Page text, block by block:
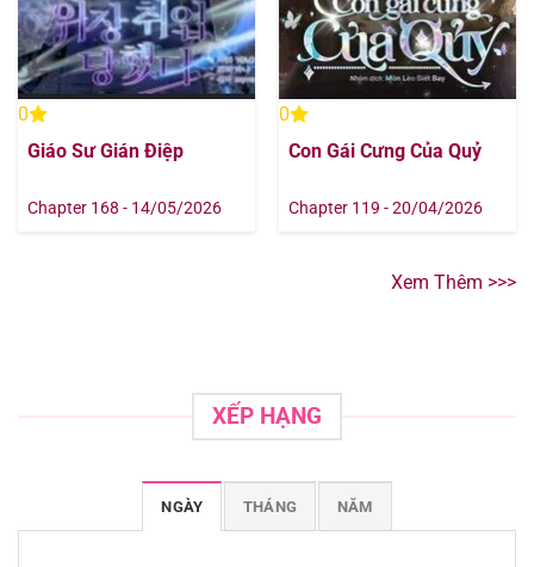
0
Giáo Sư Gián Điệp
Chapter 168 - 14/05/2026
0
Con Gái Cưng Của Quỷ
Chapter 119 - 20/04/2026
Xem Thêm >>>
XẾP HẠNG
NGÀY THÁNG NĂM